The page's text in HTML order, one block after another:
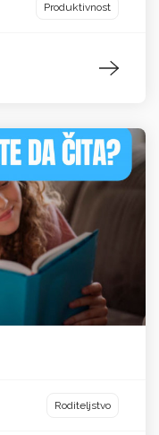
Produktivnost
Roditeljstvo